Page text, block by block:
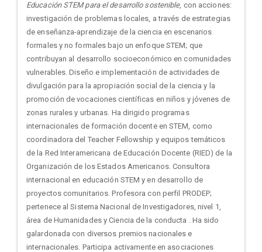
Educación STEM para el desarrollo sostenible, con acciones:
investigación de problemas locales, a través de estrategias
de enseñanza-aprendizaje de la ciencia en escenarios
formales y no formales bajo un enfoque STEM; que
contribuyan al desarrollo socioeconómico en comunidades
vulnerables. Diseño e implementación de actividades de
divulgación para la apropiación social de la ciencia y la
promoción de vocaciones científicas en niños y jóvenes de
zonas rurales y urbanas. Ha dirigido programas
internacionales de formación docente en STEM, como
coordinadora del Teacher Fellowship y equipos temáticos
de la Red Interamericana de Educación Docente (RIED) de la
Organización de los Estados Americanos. Consultora
internacional en educación STEM y en desarrollo de
proyectos comunitarios. Profesora con perfil PRODEP;
pertenece al Sistema Nacional de Investigadores, nivel 1,
área de Humanidades y Ciencia de la conducta . Ha sido
galardonada con diversos premios nacionales e
internacionales. Participa activamente en asociaciones